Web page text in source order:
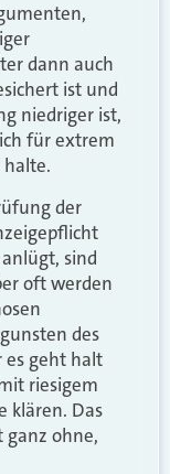
dann auch
ist und
niedriger ist,
für extrem
der
sind
oft werden
des
es geht halt
riesigem
klären. Das
ohne,